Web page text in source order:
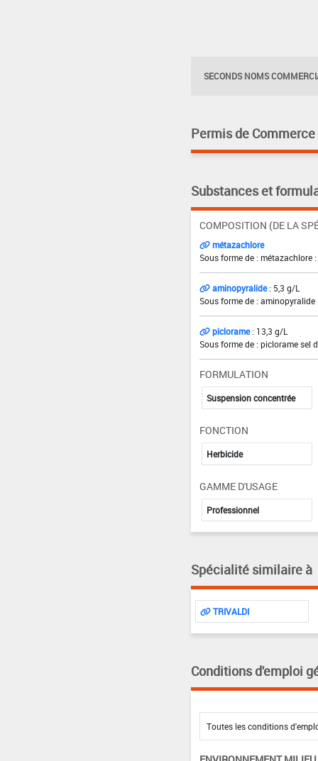
SECONDS NOMS
Permis de
Substances et
COMPOSITION (DE LA
métazachlore
Sous forme de : métazachlore
aminopyralide: 5,3 g/L
Sous forme de :
piclorame: 13,3 g/L
Sous forme de : piclorame sel
FORMULATION
Suspension concentrée
FONCTION
Herbicide
GAMME D'USAGE
Professionnel
Spécialité similaire à
TRIVALDI
Conditions d'emploi